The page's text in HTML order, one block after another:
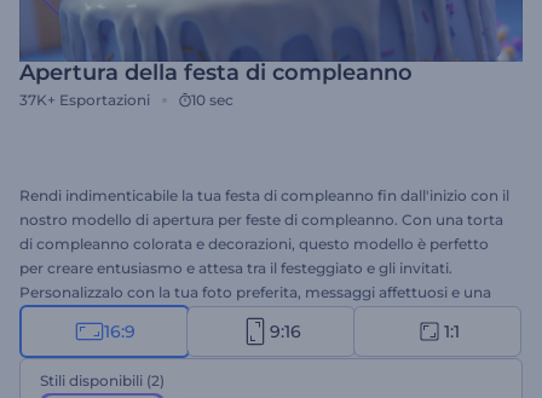
Apertura della festa di compleanno
37K+ Esportazioni 10 sec
Rendi indimenticabile la tua festa di compleanno fin dall'inizio con il
nostro modello di apertura per feste di compleanno. Con una torta
di compleanno colorata e decorazioni, questo modello è perfetto
per creare entusiasmo e attesa tra il festeggiato e gli invitati.
Personalizzalo con la tua foto preferita, messaggi affettuosi e una
colonna sonora vivace per creare un'introduzione unica alla tua
festa. Perfetto per aprire feste di compleanno, biglietti di auguri,
video di invito e molto altro. Provalo subito!
16:9 9:16 1:1
Stili disponibili (2)